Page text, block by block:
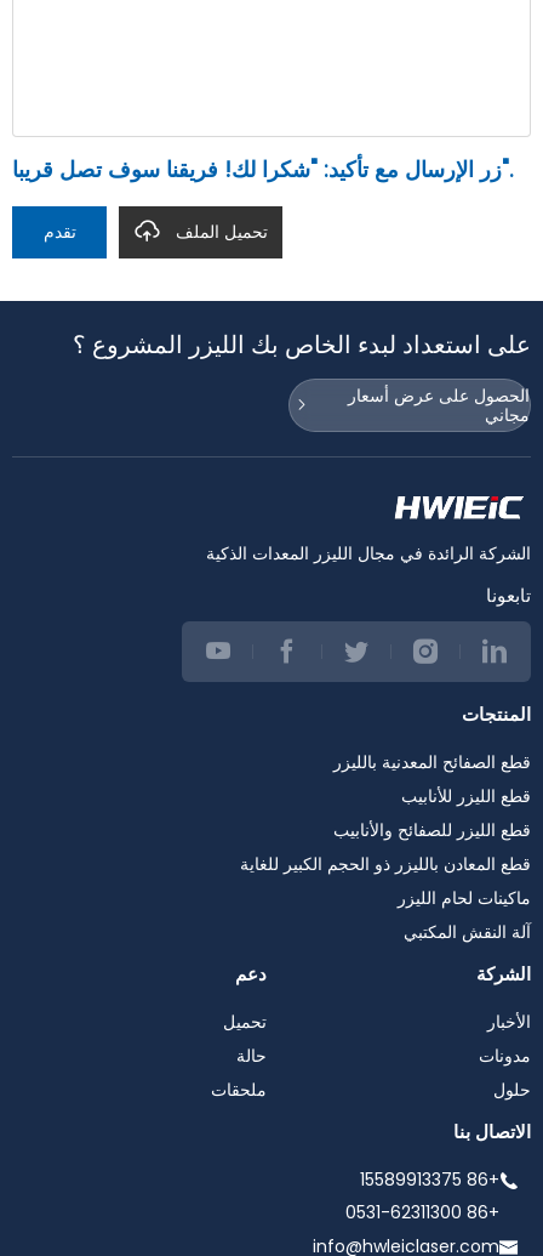
زر الإرسال مع تأكيد: "شكرا لك! فريقنا سوف تصل قريبا".
تقدم تحميل الملف
على استعداد لبدء الخاص بك الليزر المشروع ؟
الحصول على عرض أسعار
مجاني
الشركة الرائدة في مجال الليزر المعدات الذكية
تابعونا
المنتجات
قطع الصفائح المعدنية بالليزر
قطع الليزر للأنابيب
قطع الليزر للصفائح والأنابيب
قطع المعادن بالليزر ذو الحجم الكبير للغاية
ماكينات لحام الليزر
آلة النقش المكتبي
الشركة
الأخبار
مدونات
حلول
دعم
تحميل
حالة
ملحقات
الاتصال بنا
+86 15589913375
+86 0531-62311300
info@hwleiclaser.com